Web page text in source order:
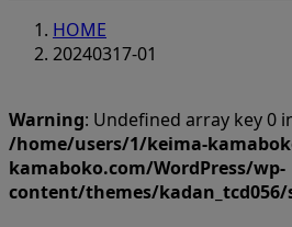
HOME
20240317-01
Warning: Undefined array key 0
/home/users/1/keima-
kamaboko.com/WordPress/wp-
content/themes/